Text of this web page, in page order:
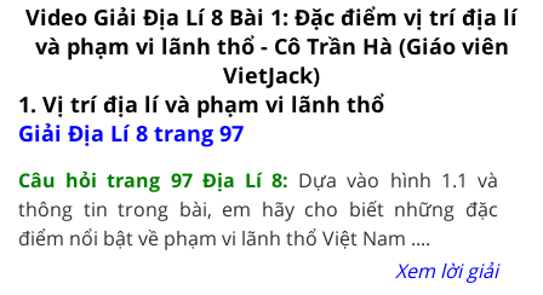
Video Giải Địa Lí 8 Bài 1: Đặc điểm vị trí địa lí
và phạm vi lãnh thổ - Cô Trần Hà (Giáo viên
VietJack)
1. Vị trí địa lí và phạm vi lãnh thổ
Giải Địa Lí 8 trang 97
Câu hỏi trang 97 Địa Lí 8: Dựa vào hình 1.1 và
thông tin trong bài, em hãy cho biết những đặc
điểm nổi bật về phạm vi lãnh thổ Việt Nam ....
Xem lời giải